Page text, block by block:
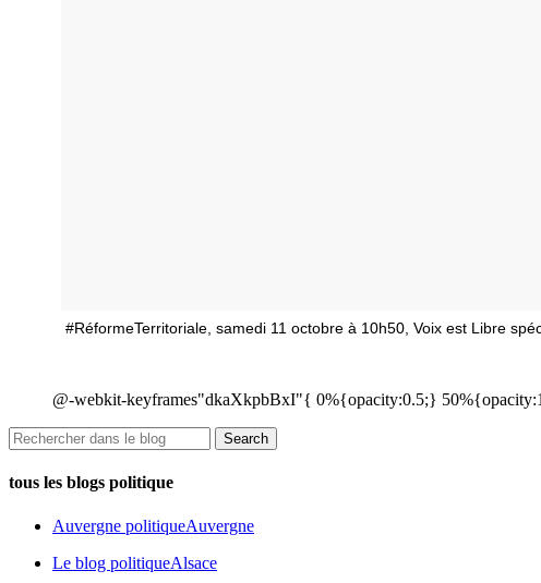
#RéformeTerritoriale, samedi 11 octobre à 10h50, Voix est Libre
@-webkit-keyframes"dkaXkpbBxI"{ 0%{opacity:0.5;}
tous les blogs politique
Auvergne politiqueAuvergne
Le blog politiqueAlsace